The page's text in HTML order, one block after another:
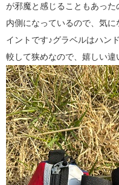
が邪魔と感じることもあっ
内側になっているので、気
イントです♪グラベルはハン
較して狭めなので、嬉しい違